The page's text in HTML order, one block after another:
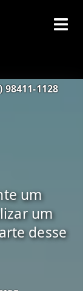
98411-1128
um
um
desse